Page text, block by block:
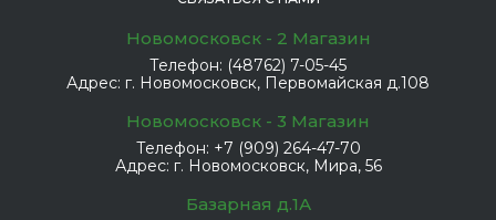
Новомосковск - 2 Магазин
Телефон: (48762) 7-05-45
Адрес: г. Новомосковск, Первомайская д.108
Новомосковск - 3 Магазин
Телефон: +7 (909) 264-47-70
Адрес: г. Новомосковск, Мира, 56
Базарная д.1А